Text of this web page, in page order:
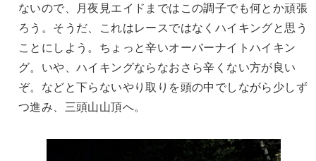
ないので、月夜見エイドまではこの調子でも何とか頑張
ろう。そうだ、これはレースではなくハイキングと思う
ことにしよう。ちょっと辛いオーバーナイトハイキン
グ。いや、ハイキングならなおさら辛くない方が良い
ぞ。などと下らないやり取りを頭の中でしながら少しず
つ進み、三頭山山頂へ。